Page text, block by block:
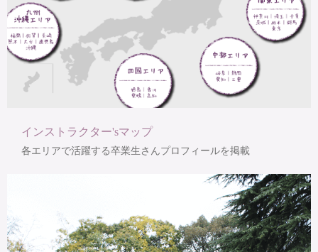
インストラクター'sマップ
各エリアで活躍する卒業生さんプロフィールを掲載